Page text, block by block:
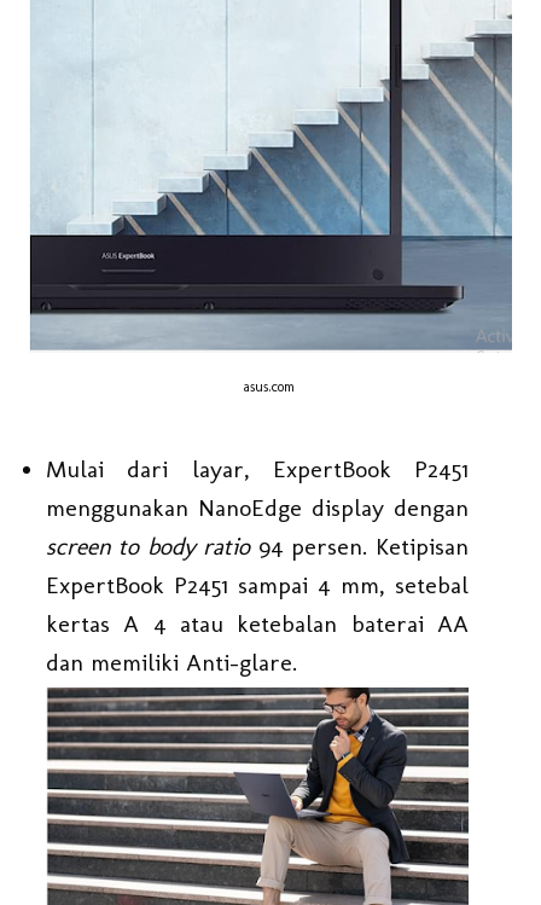
asus.com
Mulai dari layar, ExpertBook P2451
menggunakan NanoEdge display dengan
screen to body ratio94 persen. Ketipisan
ExpertBook P2451 sampai 4 mm, setebal
kertas A 4 atau ketebalan baterai AA
dan memiliki Anti-glare.